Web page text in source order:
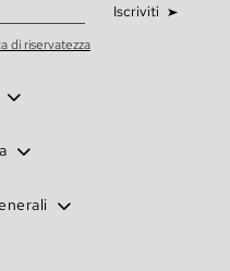
Iscriviti
di riservatezza